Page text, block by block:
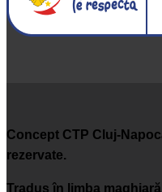
Concept CTP Cluj-
rezervate.
Tradus în limba